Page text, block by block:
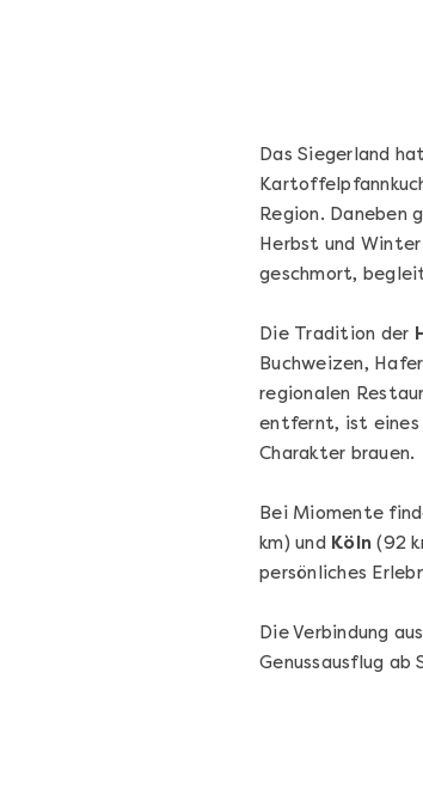
Die beste
Vom richtigen Kneten und
Sugo: Pizza ideale im Online-
Ganz Deutschland und
Das Siegerland
Region. Daneben
Herbst und
geschmort,
Die Tradition der
Buchweizen,
regionalen
entfernt, ist eines
Charakter brauen.
Bei Miomente
km) und Köln (92
persönliches
Die Verbindung
Genussausflug ab